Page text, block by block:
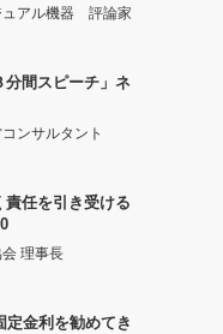
ュアル機器 評論家
分間スピーチ」ネ
ンサルタント
任を引き受ける
理事長
定金利を勧めてき